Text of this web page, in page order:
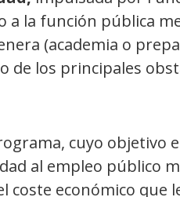
a la función pública
(academia o
de los principales
cuyo objetivo
al empleo público
económico que